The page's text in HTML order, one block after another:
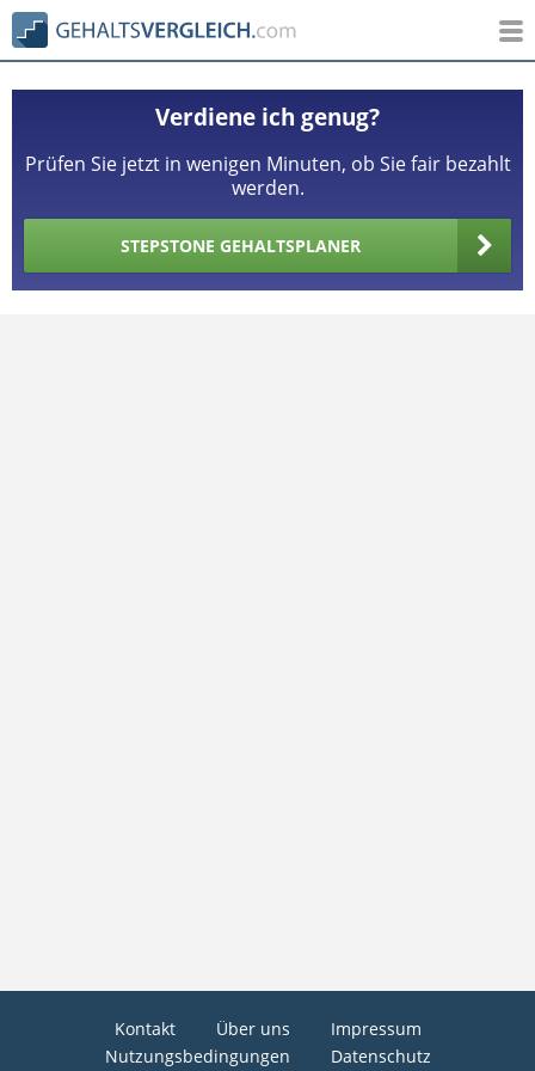
Verdiene ich genug?
Prüfen Sie jetzt in wenigen Minuten, ob Sie fair bezahlt
werden.
STEPSTONE GEHALTSPLANER
Kontakt Über uns
Impressum
Nutzungsbedingungen
Datenschutz